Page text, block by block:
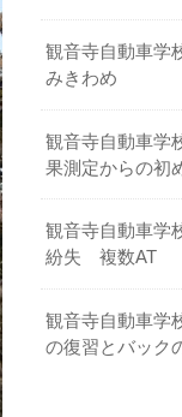
観音寺自動車学
みきわめ
観音寺自動車学
果測定からの初
観音寺自動車学
紛失 複数AT
観音寺自動車学
の復習とバック